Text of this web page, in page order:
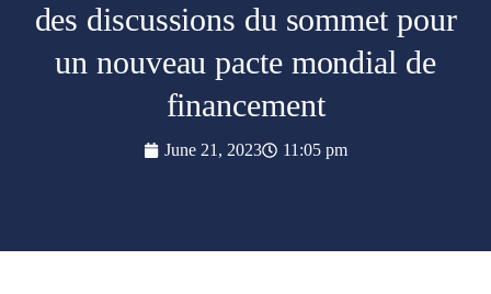
des discussions du sommet pour
un nouveau pacte mondial de
financement
June 21, 2023 11:05 pm